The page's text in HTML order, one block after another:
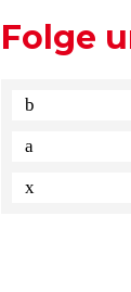
Folge